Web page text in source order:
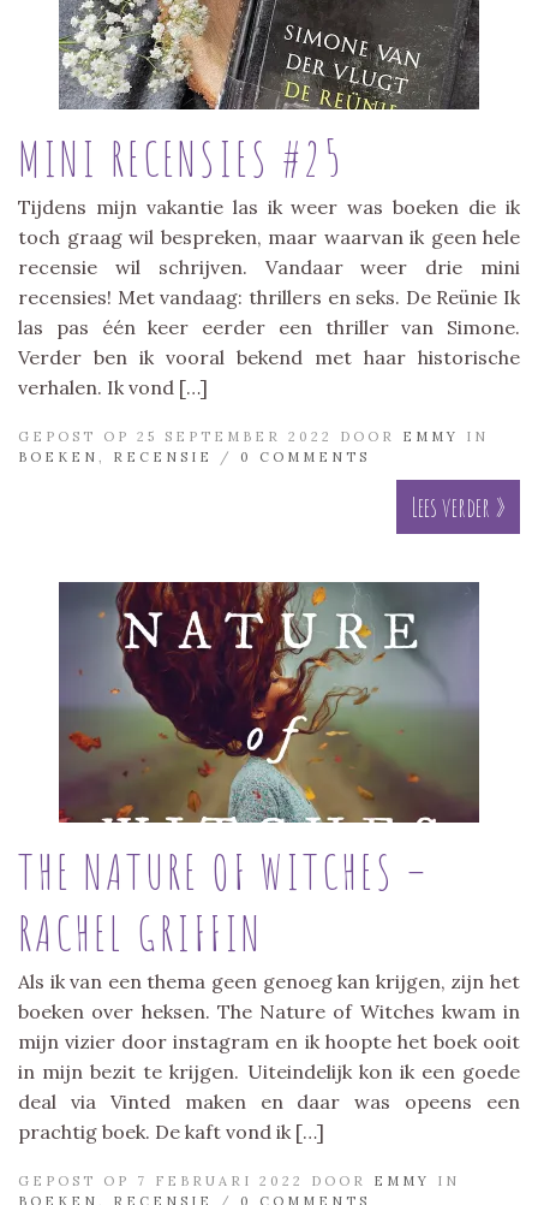
MINI RECENSIES #25
Tijdens mijn vakantie las ik weer was boeken die ik
toch graag wil bespreken, maar waarvan ik geen hele
recensie wil schrijven. Vandaar weer drie mini
recensies! Met vandaag: thrillers en seks. De Reünie Ik
las pas één keer eerder een thriller van Simone.
Verder ben ik vooral bekend met haar historische
verhalen. Ik vond […]
GEPOST OP 25 SEPTEMBER 2022 DOOR EMMY
IN
BOEKEN
RECENSIE / 0 COMMENTS
Lees verder »
THE NATURE OF WITCHES –
RACHEL GRIFFIN
Als ik van een thema geen genoeg kan krijgen, zijn het
boeken over heksen. The Nature of Witches kwam in
mijn vizier door instagram en ik hoopte het boek ooit
in mijn bezit te krijgen. Uiteindelijk kon ik een goede
deal via Vinted maken en daar was opeens een
prachtig boek. De kaft vond ik […]
GEPOST OP 7 FEBRUARI 2022 DOOR EMMY
IN
BOEKEN
RECENSIE / 0 COMMENTS